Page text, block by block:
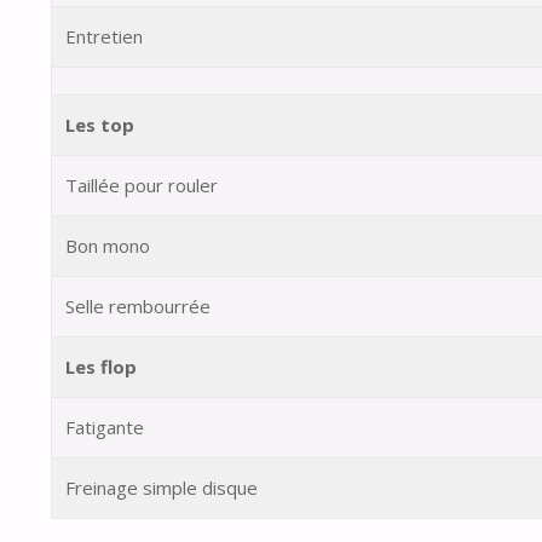
Entretien
Les top
Taillée pour rouler
Bon mono
Selle rembourrée
Les flop
Fatigante
Freinage simple disque